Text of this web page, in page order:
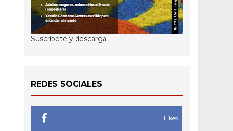
Suscríbete y descarga
REDES SOCIALES
Likes